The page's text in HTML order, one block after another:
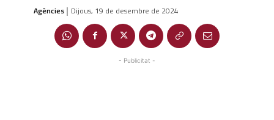
Agències | Dijous, 19 de desembre de 2024
- Publicitat -